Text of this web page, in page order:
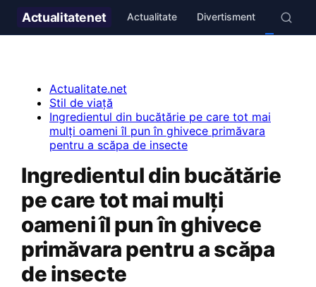
Actualitatenet Actualitate Divertisment Stil de
Actualitate.net
Stil de viață
Ingredientul din bucătărie pe care tot mai
mulți oameni îl pun în ghivece primăvara
pentru a scăpa de insecte
Ingredientul din bucătărie
pe care tot mai mulți
oameni îl pun în ghivece
primăvara pentru a scăpa
de insecte